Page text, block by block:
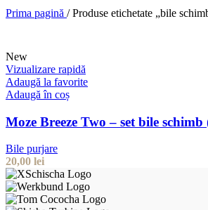
Prima pagină / Produse etichetate „bile
New
Vizualizare rapidă
Adaugă la favorite
Adaugă în coș
Moze Breeze Two – set bile schimb
Bile purjare
20,00 lei